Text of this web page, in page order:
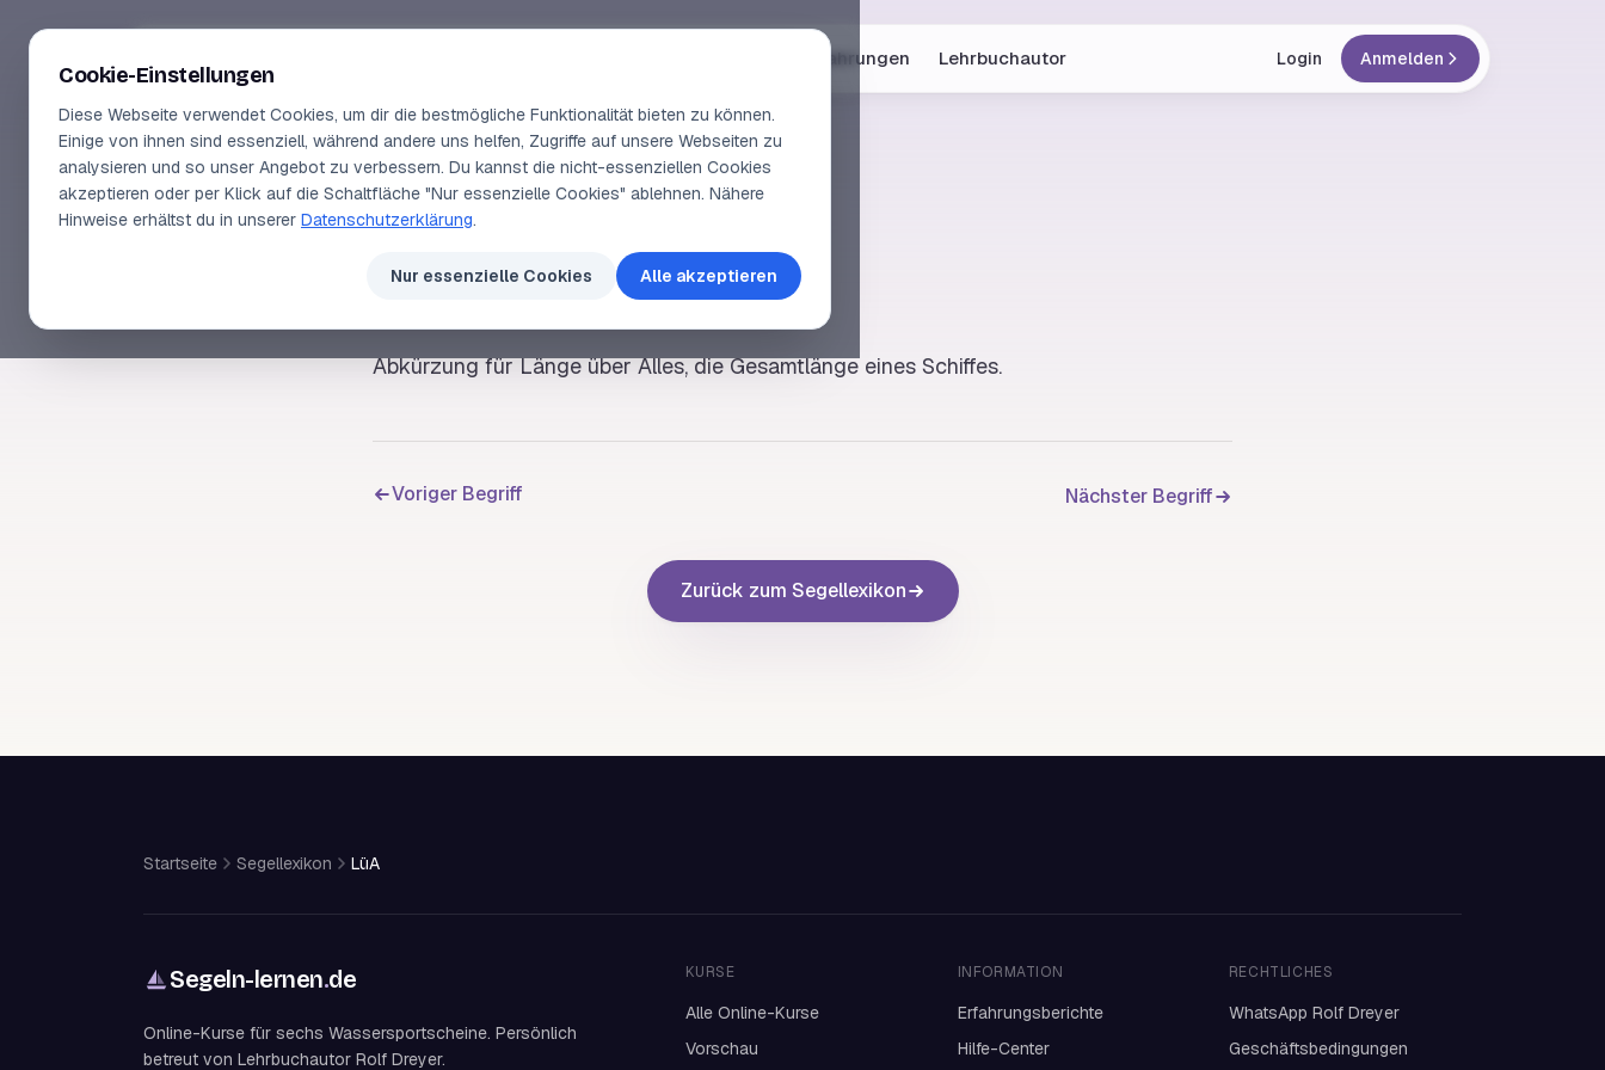
Erfahrungen Lehrbuchautor Login Anmelden
SEGELLEXIKON
LüA
Abkürzung fürLänge über Alles, die Gesamtlänge eines Schiffes.
Voriger Begriff Nächster Begriff
Zurück zum Segellexikon
Startseite Segellexikon LüA
Segeln-lernen.de
Online-Kurse für sechs Wassersportscheine. Persönlich
betreut von Lehrbuchautor Rolf Dreyer.
KURSE
Alle Online-Kurse
Vorschau
INFORMATION
Erfahrungsberichte
Hilfe-Center
RECHTLICHES
WhatsApp Rolf Dreyer
Geschäftsbedingungen
Cookie-Einstellungen
Diese Webseite verwendet Cookies, um dir die bestmögliche Funktionalität bieten zu können.
Einige von ihnen sind essenziell, während andere uns helfen, Zugriffe auf unsere Webseiten zu
analysieren und so unser Angebot zu verbessern. Du kannst die nicht-essenziellen Cookies
akzeptieren oder per Klick auf die Schaltfläche "Nur essenzielle Cookies" ablehnen. Nähere
Hinweise erhältst du in unserer Datenschutzerklärung.
Nur essenzielle Cookies Alle akzeptieren